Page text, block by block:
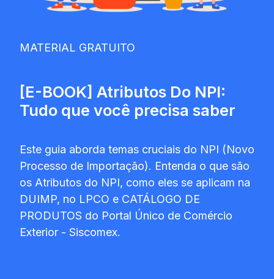
MATERIAL GRATUITO
[E-BOOK] Atributos Do NPI:
Tudo que você precisa saber
Este guia aborda temas cruciais do NPI (Novo
Processo de Importação). Entenda o que são
os Atributos do NPI, como eles se aplicam na
DUIMP, no LPCO e CATÁLOGO DE
PRODUTOS do Portal Único de Comércio
Exterior - Siscomex.